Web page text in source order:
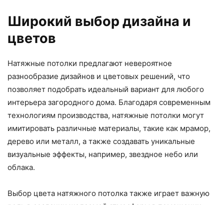
Широкий выбор дизайна и
цветов
Натяжные потолки предлагают невероятное
разнообразие дизайнов и цветовых решений, что
позволяет подобрать идеальный вариант для любого
интерьера загородного дома. Благодаря современным
технологиям производства, натяжные потолки могут
имитировать различные материалы, такие как мрамор,
дерево или металл, а также создавать уникальные
визуальные эффекты, например, звездное небо или
облака.
Выбор цвета натяжного потолка также играет важную